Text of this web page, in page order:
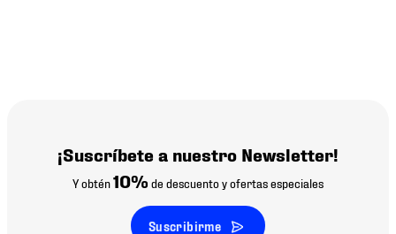
¡Suscríbete a nuestro Newsletter!
Y obtén10% de descuento y ofertas especiales
Suscribirme